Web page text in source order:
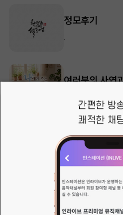
정모후기
.
여러분의 사연
20주년 모임
XL포코🍄🍄🍄